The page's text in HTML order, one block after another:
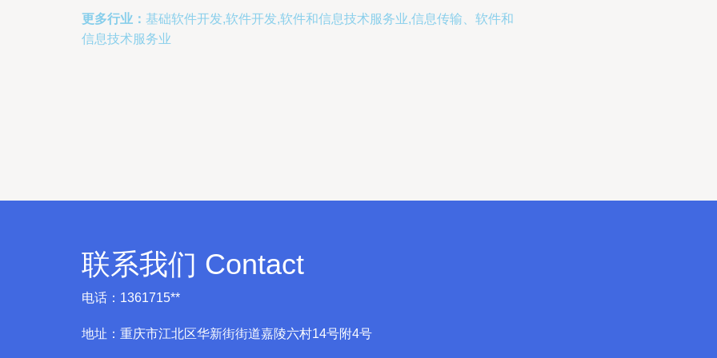
更多行业： 基础软件开发,软件开发,软件和信息技术服务业,信息传输、软件和
信息技术服务业
联系我们 Contact
电话：1361715**
地址：重庆市江北区华新街街道嘉陵六村14号附4号